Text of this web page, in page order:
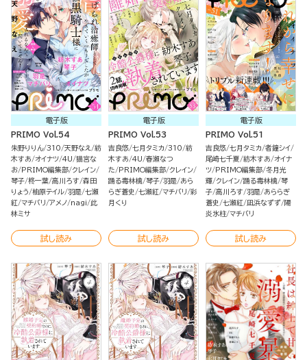
電子版
PRIMO Vol.54
朱野りりん 310 天野なえ
紡
木すあ オイナツ 4U 猫宮な
お
PRIMO編集部 クレイン
琴子 柊一葉 高川ろす 森田
りょう 柚原テイル 羽是 七瀬
紅 マチバリ アメノ nagi
此
林ミサ
試し読み
電子版
PRIMO Vol.53
吉良悠 七月タミカ 310 紡
木すあ 4U 春瀬なつ
た
PRIMO編集部 クレイン
踊る毒林檎 琴子 羽是 あら
らぎ蒼史
七瀬紅 マチバリ 彩
月くり
試し読み
電子版
PRIMO Vol.51
吉良悠 七月タミカ 者鐘シイ
尾崎七千夏 紡木すあ オイナ
ツ
PRIMO編集部 冬月光
輝 クレイン 踊る毒林檎 琴
子 高川ろす 羽是 あららぎ
蒼史
七瀬紅 凪浜なずず 陽
炎氷柱 マチバリ
試し読み